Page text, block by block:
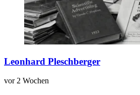
Leonhard Pleschberger
vor 2 Wochen